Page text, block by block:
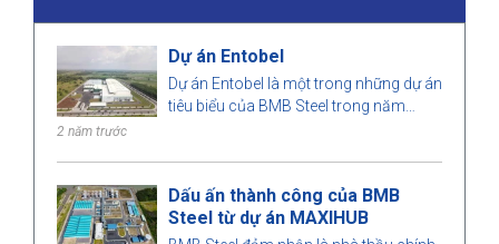
2 năm trước
Dự án Entobel
Dự án Entobel là một trong những dự án
tiêu biểu của BMB Steel trong năm
Dấu ấn thành công của BMB
Steel từ dự án MAXIHUB